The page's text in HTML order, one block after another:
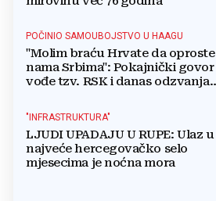
POČINIO SAMOUBOJSTVO U HAAGU
"Molim braću Hrvate da oproste
nama Srbima": Pokajnički govor
vođe tzv. RSK i danas odzvanja
"INFRASTRUKTURA"
LJUDI UPADAJU U RUPE: Ulaz u
najveće hercegovačko selo
mjesecima je noćna mora